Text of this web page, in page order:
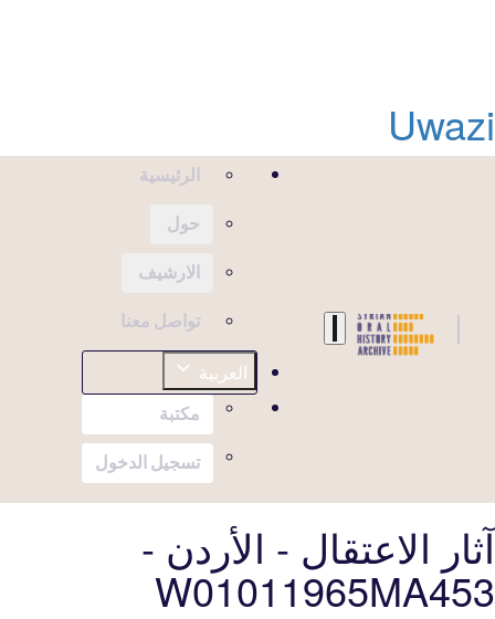
Uwazi
الرئيسية
حول
الارشيف
تواصل معنا
العربية
مكتبة
تسجيل الدخول
آثار الاعتقال - الأردن -
W01011965MA453